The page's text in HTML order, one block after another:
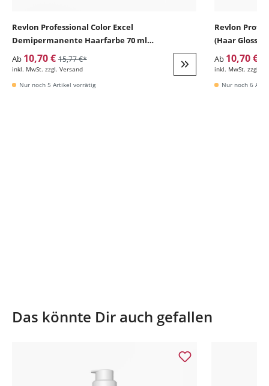
Revlon Professional Color Excel
Demipermanente Haarfarbe 70 ml
(Intensivtönung)
Ab 10,70 € 15,77 €*
inkl. MwSt. zzgl. Versand Weiter zur Detail
Nur noch 5 Artikel vorrätig
Revlon
(Haar
Ab 10,70 €
inkl. MwSt. zzgl.
Nur noch 6
Das könnte Dir auch gefallen